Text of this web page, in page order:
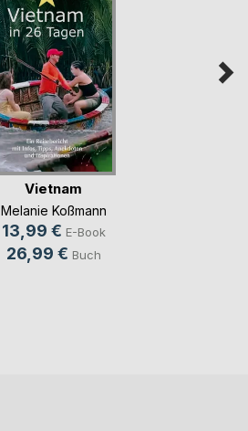
Vietnam
Melanie Koßmann
13,99 € E-Book
26,99 € Buch